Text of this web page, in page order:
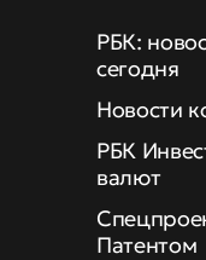
РБК:
сегодня
Новости
РБК
валют
Патентом